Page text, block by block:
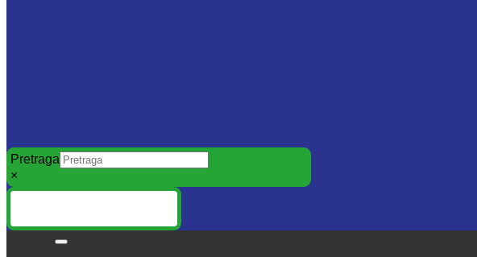
Pretraga
×